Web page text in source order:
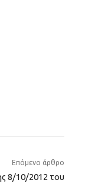
Επόμενο άρθρο
8/10/2012 του